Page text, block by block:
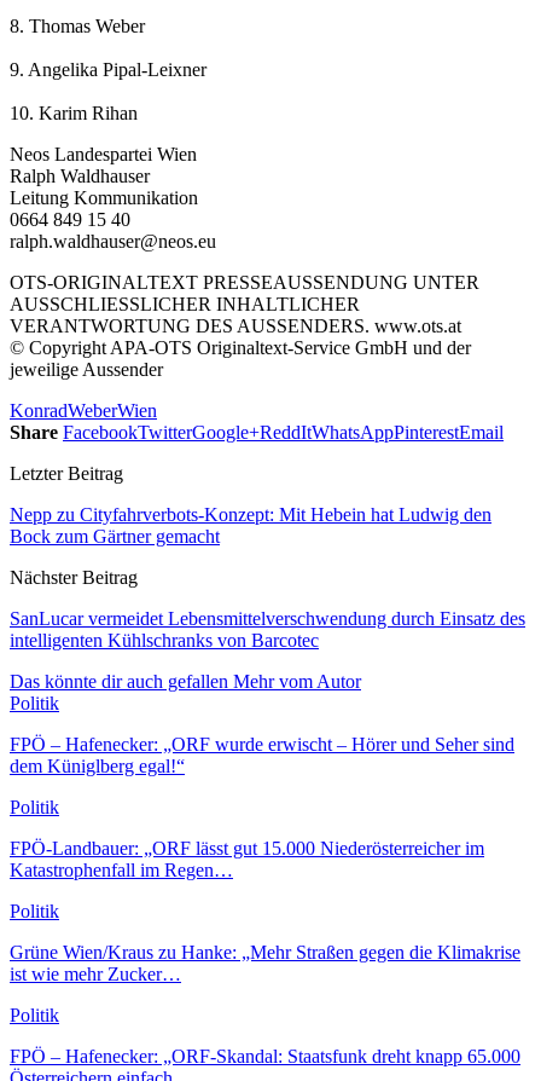
8. Thomas Weber
9. Angelika Pipal-Leixner
10. Karim Rihan
Neos Landespartei Wien
Ralph Waldhauser
Leitung Kommunikation
0664 849 15 40
ralph.waldhauser@neos.eu
OTS-ORIGINALTEXT PRESSEAUSSENDUNG UNTER
AUSSCHLIESSLICHER INHALTLICHER
VERANTWORTUNG DES AUSSENDERS. www.ots.at
© Copyright APA-OTS Originaltext-Service GmbH und der
jeweilige Aussender
KonradWeberWien
Share FacebookTwitterGoogle+ReddItWhatsAppPinterestEmail
Letzter Beitrag
Nepp zu Cityfahrverbots-Konzept: Mit Hebein hat Ludwig den
Bock zum Gärtner gemacht
Nächster Beitrag
SanLucar vermeidet Lebensmittelverschwendung durch Einsatz des
intelligenten Kühlschranks von Barcotec
Das könnte dir auch gefallen Mehr vom Autor
Politik
FPÖ – Hafenecker: „ORF wurde erwischt – Hörer und Seher sind
dem Küniglberg egal!“
Politik
FPÖ-Landbauer: „ORF lässt gut 15.000 Niederösterreicher im
Katastrophenfall im Regen…
Politik
Grüne Wien/Kraus zu Hanke: „Mehr Straßen gegen die Klimakrise
ist wie mehr Zucker…
Politik
FPÖ – Hafenecker: „ORF-Skandal: Staatsfunk dreht knapp 65.000